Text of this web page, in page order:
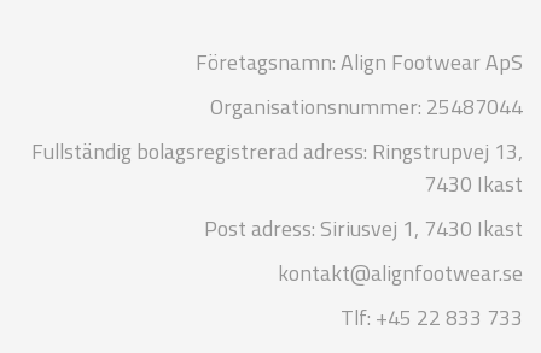
Företagsnamn: Align Footwear ApS
Organisationsnummer: 25487044
Fullständig bolagsregistrerad adress: Ringstrupvej 13,
7430 Ikast
Post adress: Siriusvej 1, 7430 Ikast
kontakt@alignfootwear.se
Tlf: +45 22 833 733